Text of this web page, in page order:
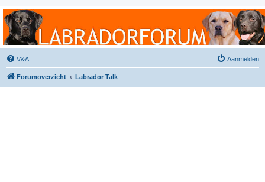
Labradorforum
Het gezelligste Labradorforum van Nederland en België!
V&A Aanmelden
Forumoverzicht Labrador Talk